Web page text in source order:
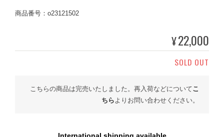
商品番号：o23121502
¥22,000
SOLD OUT
こちらの商品は完売いたしました。再入荷などについてこ
ちらよりお問い合わせください。